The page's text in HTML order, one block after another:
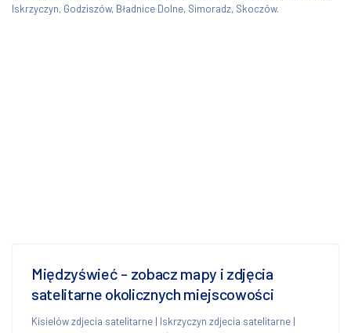
Iskrzyczyn, Godziszów, Bładnice Dolne, Simoradz, Skoczów.
Międzyświeć - zobacz mapy i zdjęcia
satelitarne okolicznych miejscowości
Kisielów zdjecia satelitarne | Iskrzyczyn zdjecia satelitarne |